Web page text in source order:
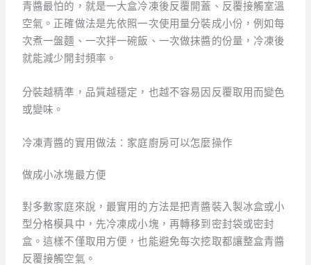
青醬最怕的，就是一大盒冷凍後反覆開蓋、反覆接觸室溫
空氣。正確做法是先依照一次使用量分裝成小份，例如每
次煮一盤麵、一次拌一碗飯、一次做抹醬的份量，冷凍後
就能減少開封頻率。
分裝越精準，品質越穩定，也越不容易因反覆取用而變色
或變味。
冷凍青醬的實用做法：家庭廚房可以怎麼操作
做成小冰塊最方便
對多數家庭來說，最實用的方法是把青醬裝入製冰盒或小
型分格模具中，先冷凍成小塊，再轉移到密封袋或密封
盒。這樣不僅取用方便，也能避免每次挖取都讓整盒青醬
反覆接觸空氣。